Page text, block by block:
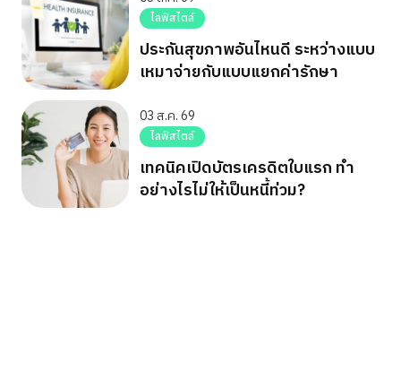
ไลฟ์สไตล์
ประกันสุขภาพอันไหนดี ระหว่างแบบ
เหมาจ่ายกับแบบแยกค่ารักษา
03 ส.ค. 69
ไลฟ์สไตล์
เทคนิคเปิดบัตรเครดิตใบแรก ทำ
อย่างไรไม่ให้เป็นหนี้ท่วม?